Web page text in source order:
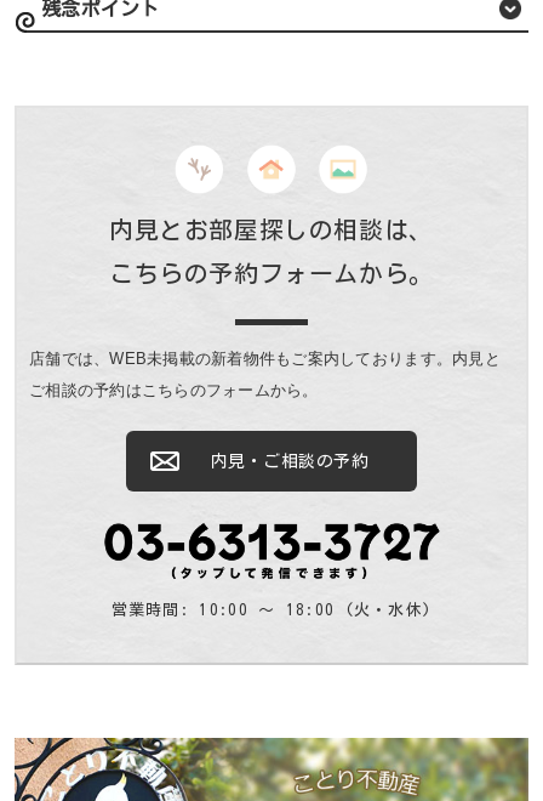
残念ポイント
内見とお部屋探しの相談は、
こちらの予約フォームから。
店舗では、WEB未掲載の新着物件もご案内しております。 内見と
ご相談の予約はこちらのフォームから。
内見・ご相談の予約
営業時間: 10:00 〜 18:00 (火・水休)